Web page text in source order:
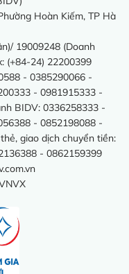
Hoàn Kiếm, TP Hà
19009248 (Doanh
(+84-24) 22200399
- 0385290066 -
- 0981915333 -
BIDV: 0336258333 -
- 0852198088 -
giao dịch chuyển tiền:
- 0862159399